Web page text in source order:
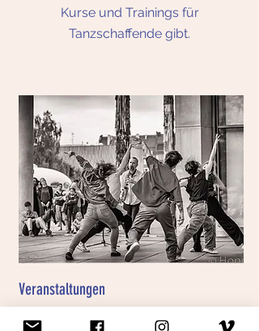
Kurse und Trainings für
Tanzschaffende gibt.
Veranstaltungen